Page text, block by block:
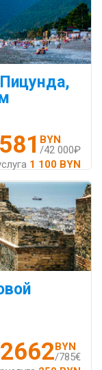
BYN
/42 000₽
1 100 BYN
2662BYN
/785€